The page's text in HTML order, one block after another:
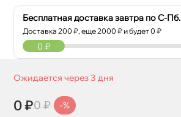
Бесплатная доставка завтра по С-Пб.
Доставка200 ₽, еще2000 ₽ и будет 0 ₽
0 ₽
Ожидается через 3 дня
0 ₽0 ₽ -%